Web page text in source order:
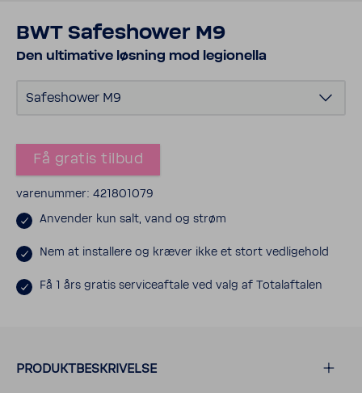
BWT Safes­hower M9
Den ulti­ma­tive løsning mod legio­nella
Safes­hower M9
Få gratis tilbud
vare­nummer: 421801079
Anvender kun salt, vand og strøm
Nem at instal­lere og kræver ikke et stort vedli­ge­hold
Få 1 års gratis servi­ce­af­tale ved valg af Tota­laf­talen
PRODUKT­BE­SKRI­VELSE